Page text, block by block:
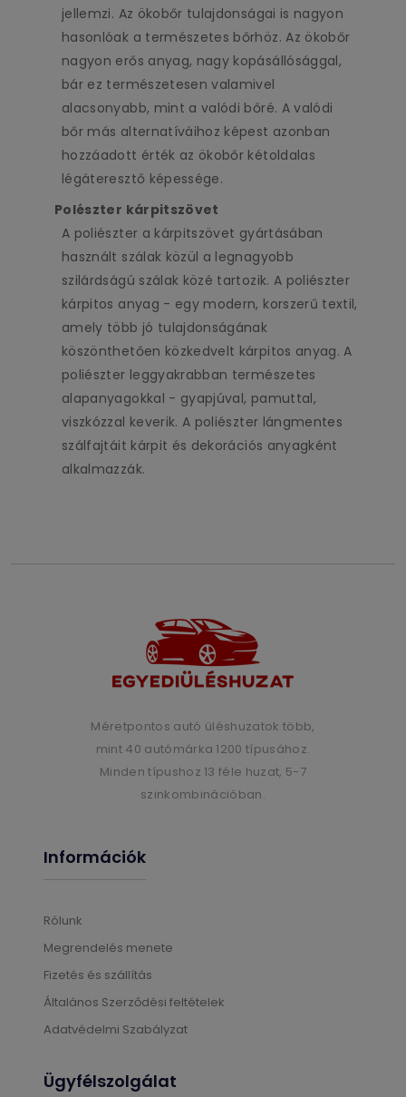
jellemzi. Az ökobőr tulajdonságai is nagyon
hasonlóak a természetes bőrhöz. Az ökobőr
nagyon erős anyag, nagy kopásállósággal,
bár ez természetesen valamivel
alacsonyabb, mint a valódi bőré. A valódi
bőr más alternatíváihoz képest azonban
hozzáadott érték az ökobőr kétoldalas
légáteresztő képessége.
Polészter kárpitszövet
A poliészter a kárpitszövet gyártásában
használt szálak közül a legnagyobb
szilárdságú szálak közé tartozik. A poliészter
kárpitos anyag - egy modern, korszerű textil,
amely több jó tulajdonságának
köszönthetően közkedvelt kárpitos anyag. A
poliészter leggyakrabban természetes
alapanyagokkal - gyapjúval, pamuttal,
viszkózzal keverik. A poliészter lángmentes
szálfajtáit kárpit és dekorációs anyagként
alkalmazzák.
Méretpontos autó üléshuzatok több,
mint 40 autómárka 1200 típusához.
Minden típushoz 13 féle huzat, 5-7
szinkombinációban.
Információk
Rólunk
Megrendelés menete
Fizetés és szállítás
Általános Szerződési feltételek
Adatvédelmi Szabályzat
Ügyfélszolgálat